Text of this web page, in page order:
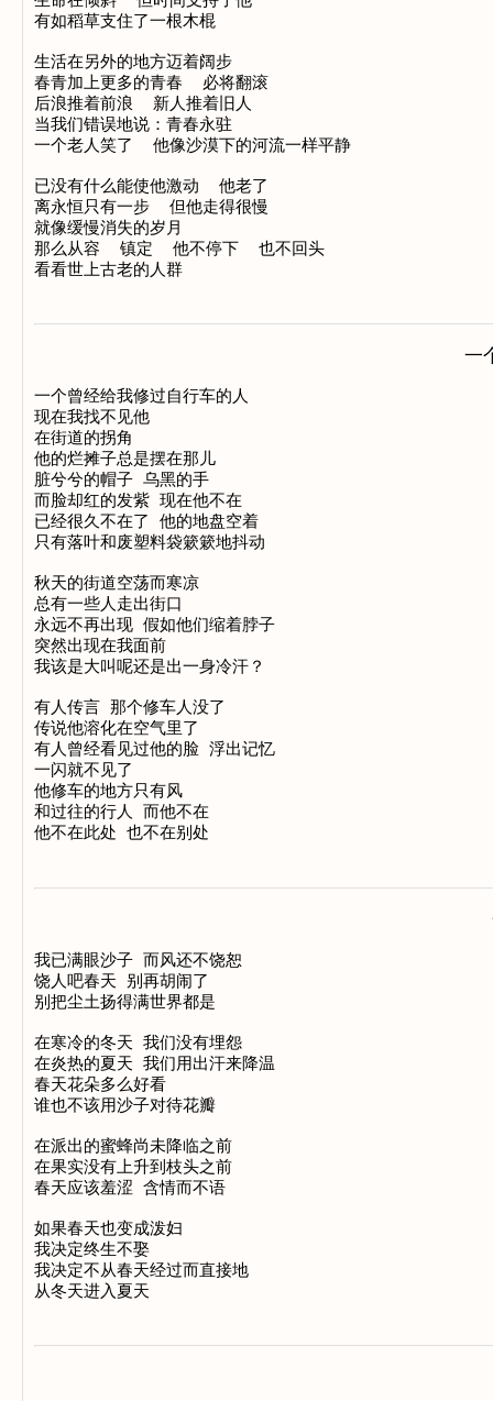
有如稻草支住了一根木棍
生活在另外的地方迈着阔步
春青加上更多的青春  必将翻滚
后浪推着前浪  新人推着旧人
当我们错误地说：青春永驻
一个老人笑了  他像沙漠下的河流一样平静
已没有什么能使他激动  他老了
离永恒只有一步  但他走得很慢
就像缓慢消失的岁月
那么从容  镇定  他不停下  也不回头
一
一个曾经给我修过自行车的人
现在我找不见他
在街道的拐角
他的烂摊子总是摆在那儿
脏兮兮的帽子 乌黑的手
而脸却红的发紫 现在他不在
已经很久不在了 他的地盘空着
只有落叶和废塑料袋簌簌地抖动
秋天的街道空荡而寒凉
总有一些人走出街口
永远不再出现 假如他们缩着脖子
突然出现在我面前
我该是大叫呢还是出一身冷汗？
有人传言 那个修车人没了
传说他溶化在空气里了
有人曾经看见过他的脸 浮出记忆
一闪就不见了
他修车的地方只有风
和过往的行人 而他不在
我已满眼沙子 而风还不饶恕
饶人吧春天 别再胡闹了
别把尘土扬得满世界都是
在寒冷的冬天 我们没有埋怨
在炎热的夏天 我们用出汗来降温
春天花朵多么好看
谁也不该用沙子对待花瓣
在派出的蜜蜂尚未降临之前
在果实没有上升到枝头之前
春天应该羞涩 含情而不语
如果春天也变成泼妇
我决定终生不娶
我决定不从春天经过而直接地